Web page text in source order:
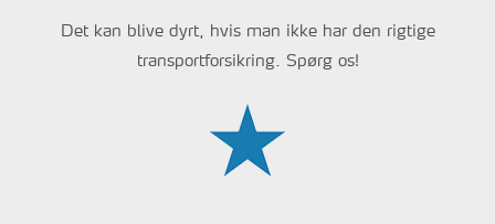
Det kan blive dyrt, hvis man ikke har den rigtige
transportforsikring. Spørg os!